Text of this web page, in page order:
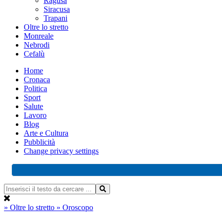
Siracusa
Trapani
Oltre lo stretto
Monreale
Nebrodi
Cefalù
Home
Cronaca
Politica
Sport
Salute
Lavoro
Blog
Arte e Cultura
Pubblicità
Change privacy settings
» Oltre lo stretto » Oroscopo